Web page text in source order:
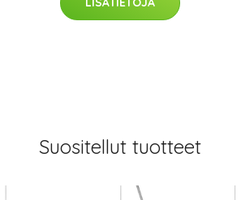
Suositellut tuotteet